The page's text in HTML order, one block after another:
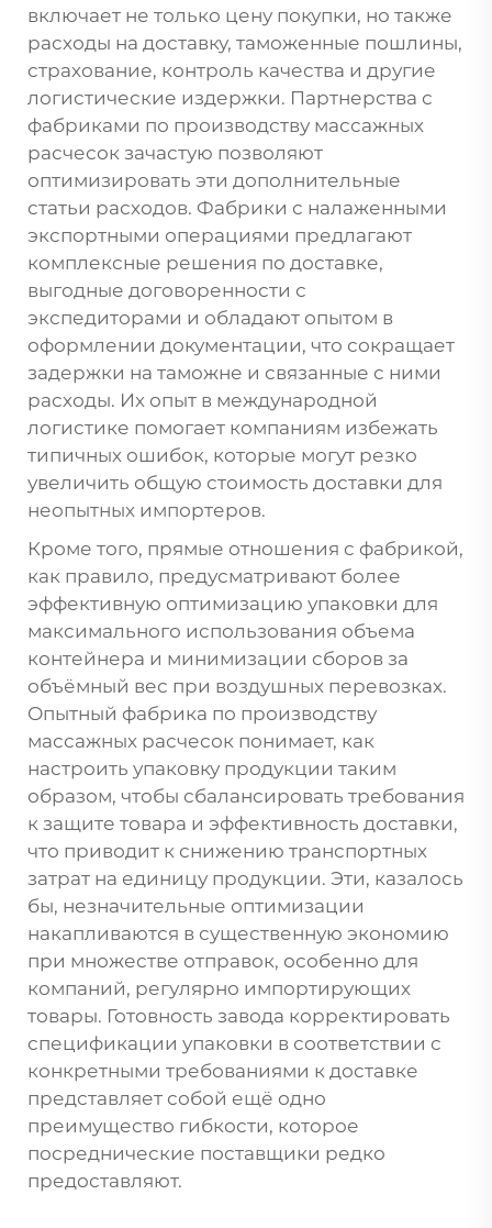
включает не только цену покупки, но также
расходы на доставку, таможенные пошлины,
страхование, контроль качества и другие
логистические издержки. Партнерства с
фабриками по производству массажных
расчесок зачастую позволяют
оптимизировать эти дополнительные
статьи расходов. Фабрики с налаженными
экспортными операциями предлагают
комплексные решения по доставке,
выгодные договоренности с
экспедиторами и обладают опытом в
оформлении документации, что сокращает
задержки на таможне и связанные с ними
расходы. Их опыт в международной
логистике помогает компаниям избежать
типичных ошибок, которые могут резко
увеличить общую стоимость доставки для
неопытных импортеров.
Кроме того, прямые отношения с фабрикой,
как правило, предусматривают более
эффективную оптимизацию упаковки для
максимального использования объема
контейнера и минимизации сборов за
объёмный вес при воздушных перевозках.
Опытный фабрика по производству
массажных расчесок понимает, как
настроить упаковку продукции таким
образом, чтобы сбалансировать требования
к защите товара и эффективность доставки,
что приводит к снижению транспортных
затрат на единицу продукции. Эти, казалось
бы, незначительные оптимизации
накапливаются в существенную экономию
при множестве отправок, особенно для
компаний, регулярно импортирующих
товары. Готовность завода корректировать
спецификации упаковки в соответствии с
конкретными требованиями к доставке
представляет собой ещё одно
преимущество гибкости, которое
посреднические поставщики редко
предоставляют.